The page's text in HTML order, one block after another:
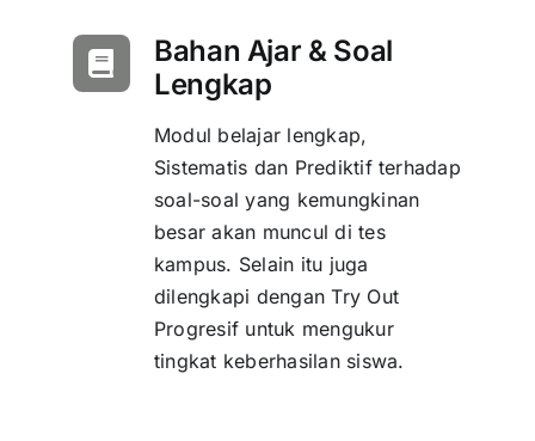
Bahan Ajar & Soal
Lengkap
Modul belajar lengkap,
Sistematis dan Prediktif terhadap
soal-soal yang kemungkinan
besar akan muncul di tes
kampus. Selain itu juga
dilengkapi dengan Try Out
Progresif untuk mengukur
tingkat keberhasilan siswa.